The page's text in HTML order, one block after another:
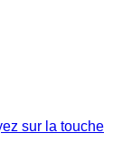
sur la touche